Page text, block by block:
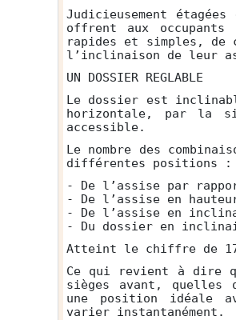
Judicieusement
offrent aux
rapides et simples, de
l’inclinaison de leur
UN DOSSIER REGLABLE
Le dossier est
horizontale, par la
accessible.
Le nombre des
différentes positions :
- De l’assise par
- De l’assise en
- De l’assise en
- Du dossier en
Atteint le chiffre de
Ce qui revient à dire
sièges avant, quelles
une position idéale
varier instantanément.